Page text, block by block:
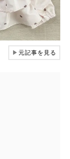
▶元記事を見る